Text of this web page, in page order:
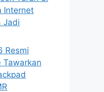
Internet
Jadi
Resmi
Tawarkan